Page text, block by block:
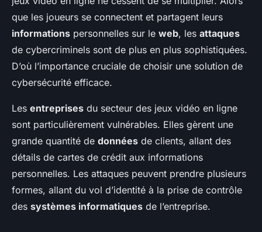
que les joueurs se connectent et partagent leurs
informations personnelles sur le web, les attaques
de cybercriminels sont de plus en plus sophistiquées.
D’où l’importance cruciale de choisir une solution de
cybersécurité efficace.
Les entreprises du secteur des jeux vidéo en ligne
sont particulièrement vulnérables. Elles gèrent une
grande quantité de données de clients, allant des
détails de cartes de crédit aux informations
personnelles. Les attaques peuvent prendre plusieurs
formes, allant du vol d’identité à la prise de contrôle
des systèmes informatiques de l’entreprise.